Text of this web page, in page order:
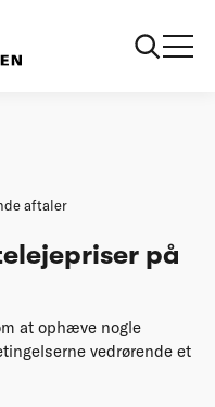
aftaler
på
at ophæve nogle
vedrørende et